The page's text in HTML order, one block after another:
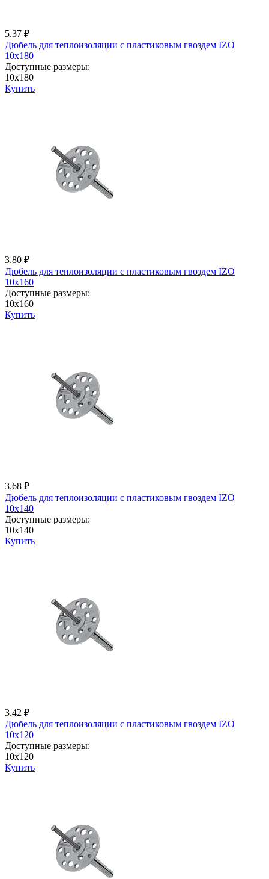
5.37 ₽
Дюбель для теплоизоляции с пластиковым гвоздем IZО
10x180
Доступные размеры:
10x180
Купить
3.80 ₽
Дюбель для теплоизоляции с пластиковым гвоздем IZО
10x160
Доступные размеры:
10x160
Купить
3.68 ₽
Дюбель для теплоизоляции с пластиковым гвоздем IZО
10x140
Доступные размеры:
10x140
Купить
3.42 ₽
Дюбель для теплоизоляции с пластиковым гвоздем IZО
10x120
Доступные размеры:
10x120
Купить